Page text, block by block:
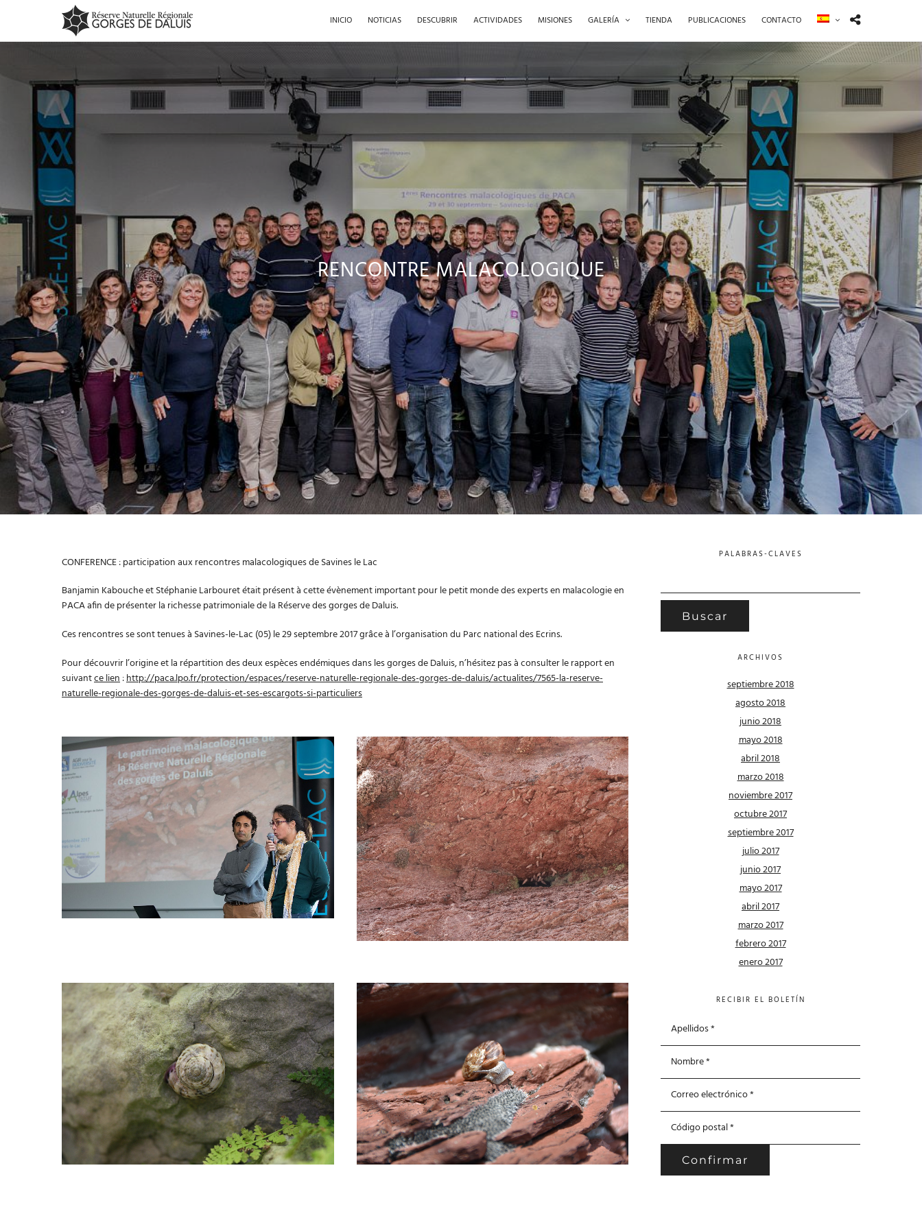
INICIO NOTICIAS DESCUBRIR ACTIVIDADES MISIONES GALERÍA TIENDA PUBLICACIONES CONTACTO
RENCONTRE MALACOLOGIQUE
CONFERENCE : participation aux rencontres malacologiques de Savines le Lac
Banjamin Kabouche et Stéphanie Larbouret était présent à cette évènement important pour le petit monde des experts en malacologie en
PACA afin de présenter la richesse patrimoniale de la Réserve des gorges de Daluis.
Ces rencontres se sont tenues à Savines-le-Lac (05) le 29 septembre 2017 grâce à l’organisation du Parc national des Ecrins.
Pour découvrir l’origine et la répartition des deux espèces endémiques dans les gorges de Daluis, n’hésitez pas à consulter le rapport en
suivantce lien:http://paca.lpo.fr/protection/espaces/reserve-naturelle-regionale-des-gorges-de-daluis/actualites/7565-la-reserve-
naturelle-regionale-des-gorges-de-daluis-et-ses-escargots-si-particuliers
PALABRAS-CLAVES
ARCHIVOS
septiembre 2018
agosto 2018
junio 2018
mayo 2018
abril 2018
marzo 2018
noviembre 2017
octubre 2017
septiembre 2017
julio 2017
junio 2017
mayo 2017
abril 2017
marzo 2017
febrero 2017
enero 2017
RECIBIR EL BOLETÍN